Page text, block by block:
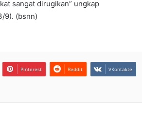
sangat dirugikan” ungkap
9). (bsnn)
Pinterest Reddit VKontakte